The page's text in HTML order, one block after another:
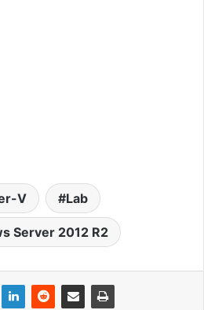
V Lab
Server 2012 R2